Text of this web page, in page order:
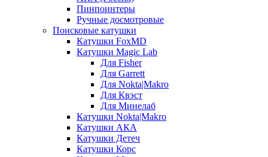
Пинпоинтеры
Ручные досмотровые
Поисковые катушки
Катушки FoxMD
Катушки Magic Lab
Для Fisher
Для Garrett
Для Nokta|Makro
Для Квэст
Для Минелаб
Катушки Nokta|Makro
Катушки АКА
Катушки Детеч
Катушки Корс